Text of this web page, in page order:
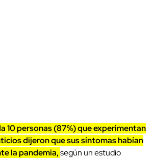
10 personas (87%) que experimentan
dijeron que sus síntomas habían
la pandemia,según un estudio